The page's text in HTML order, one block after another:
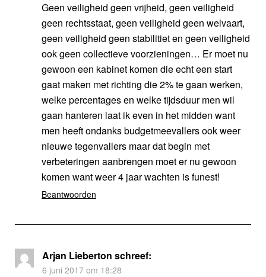
Geen veiligheid geen vrijheid, geen veiligheid
geen rechtsstaat, geen veiligheid geen welvaart,
geen veiligheid geen stabilitiet en geen veiligheid
ook geen collectieve voorzieningen… Er moet nu
gewoon een kabinet komen die echt een start
gaat maken met richting die 2% te gaan werken,
welke percentages en welke tijdsduur men wil
gaan hanteren laat ik even in het midden want
men heeft ondanks budgetmeevallers ook weer
nieuwe tegenvallers maar dat begin met
verbeteringen aanbrengen moet er nu gewoon
komen want weer 4 jaar wachten is funest!
Beantwoorden
Arjan Lieberton schreef:
6 juni 2017 om 18:28